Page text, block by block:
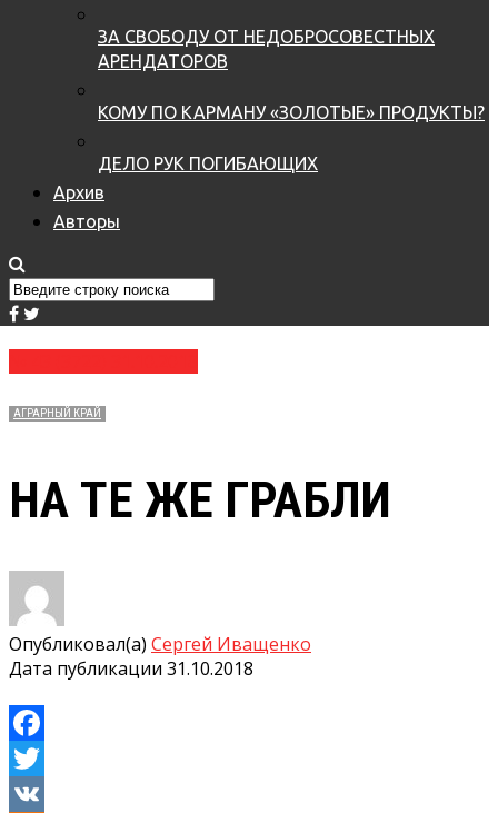
ЗА СВОБОДУ ОТ НЕДОБРОСОВЕСТНЫХ
АРЕНДАТОРОВ
КОМУ ПО КАРМАНУ «ЗОЛОТЫЕ» ПРОДУКТЫ?
ДЕЛО РУК ПОГИБАЮЩИХ
Архив
Авторы
АГРАРНЫЙ КРАЙ
НА ТЕ ЖЕ ГРАБЛИ
Опубликовал(а) Сергей Иващенко
Дата публикации 31.10.2018
Facebook
Twitter